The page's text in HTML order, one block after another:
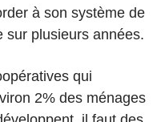
à son système de
sur plusieurs années.
qui
2% des ménages